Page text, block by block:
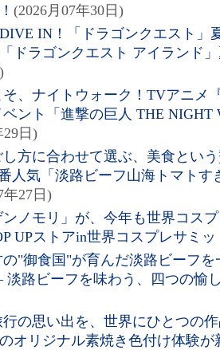
(2026月07年30日)
IN！「ドラゴンクエスト」
ドラゴンクエスト アイランド
、ナイトウォーク！TVアニメ
ベント「進撃の巨人 THE
29日)
方に合わせて選ぶ、美食とい
人気「淡路ビーフ山海トマト
年27日)
ンノモリ」が、今年も世界コス
UPストアin世界コスプレサミッ
の"御食国"が育んだ淡路ビーフ
淡路ビーフを味わう、四つの愉
の思い出を、世界にひとつの
オリジナル素焼き色付け体験